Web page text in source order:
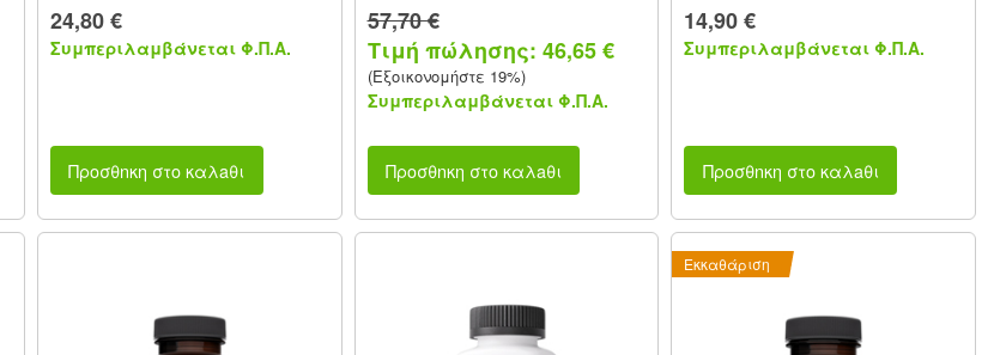
24,80 €
Συμπεριλαμβάνεται Φ.Π.Α.
Προσθnκη στο καλaθι
57,70 €
Τιμή πώλησης: 46,65 €
(Εξοικονομήστε 19%)
Συμπεριλαμβάνεται Φ.Π.Α.
Προσθnκη στο καλaθι
14,90 €
Συμπεριλαμβάνεται Φ.Π.Α.
Προσθnκη στο καλaθι
Εκκαθάριση